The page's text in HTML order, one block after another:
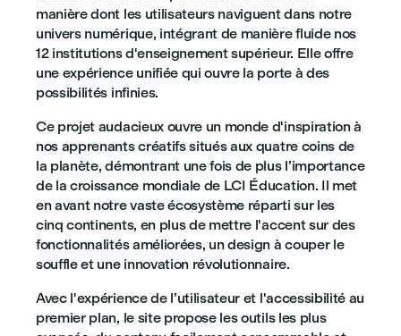
manière dont les utilisateurs naviguent dans notre
univers numérique, intégrant de manière fluide nos
12 institutions d'enseignement supérieur. Elle offre
une expérience unifiée qui ouvre la porte à des
possibilités infinies.
Ce projet audacieux ouvre un monde d'inspiration à
nos apprenants créatifs situés aux quatre coins de
la planète, démontrant une fois de plus l’importance
de la croissance mondiale de LCI Éducation. Il met
en avant notre vaste écosystème réparti sur les
cinq continents, en plus de mettre l'accent sur des
fonctionnalités améliorées, un design à couper le
souffle et une innovation révolutionnaire.
Avec l'expérience de l’utilisateur et l'accessibilité au
premier plan, le site propose les outils les plus